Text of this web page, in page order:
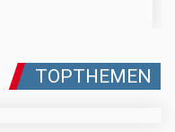
TOPTHEMEN